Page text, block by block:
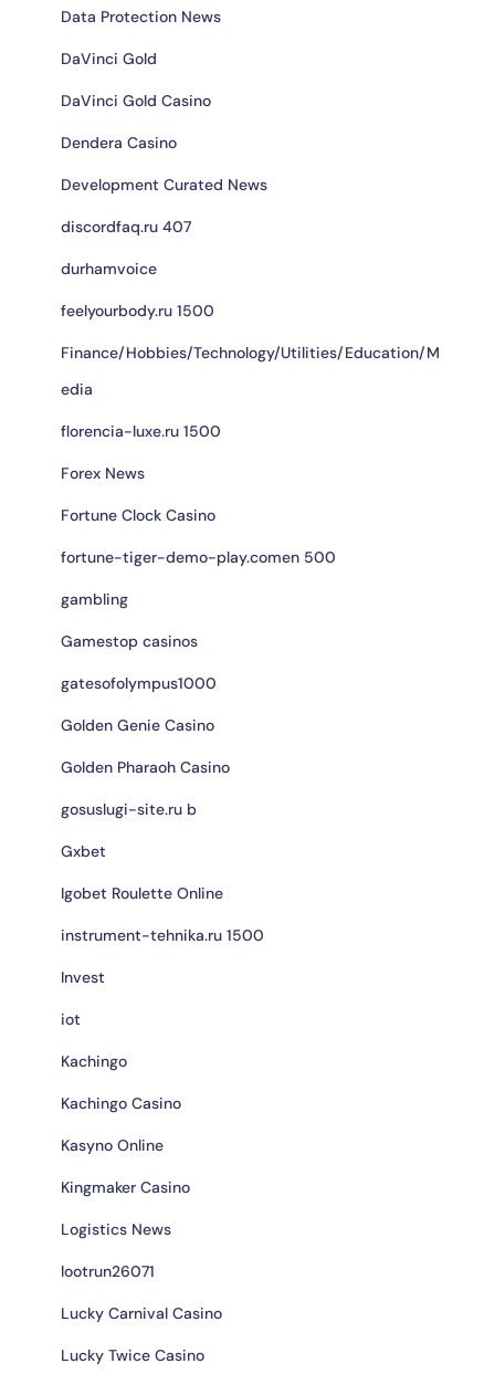
Data Protection News
DaVinci Gold
DaVinci Gold Casino
Dendera Casino
Development Curated News
discordfaq.ru 407
durhamvoice
feelyourbody.ru 1500
Finance/Hobbies/Technology/Utilities/Education/M
edia
florencia-luxe.ru 1500
Forex News
Fortune Clock Casino
fortune-tiger-demo-play.comen 500
gambling
Gamestop casinos
gatesofolympus1000
Golden Genie Casino
Golden Pharaoh Casino
gosuslugi-site.ru b
Gxbet
Igobet Roulette Online
instrument-tehnika.ru 1500
Invest
iot
Kachingo
Kachingo Casino
Kasyno Online
Kingmaker Casino
Logistics News
lootrun26071
Lucky Carnival Casino
Lucky Twice Casino